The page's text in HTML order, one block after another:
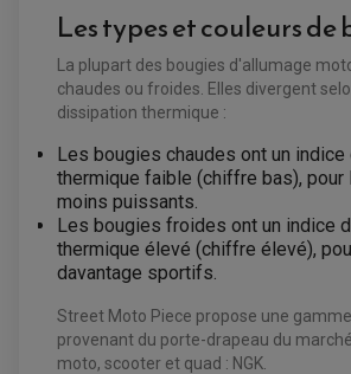
FILTRE A HUILE
FILTRE ET ACCESSOIRE ESSENCE
PRODUIT D'ENTRETIEN
Les types et couleurs de
La plupart des bougies d'allumage
chaudes ou froides. Elles divergent
dissipation thermique :
Les bougies chaudes ont un
thermique faible (chiffre bas), pour
moins puissants.
Les bougies froides ont un indice
thermique élevé (chiffre élevé),
davantage sportifs.
Street Moto Piece propose une
provenant du porte-drapeau du
moto, scooter et quad : NGK.